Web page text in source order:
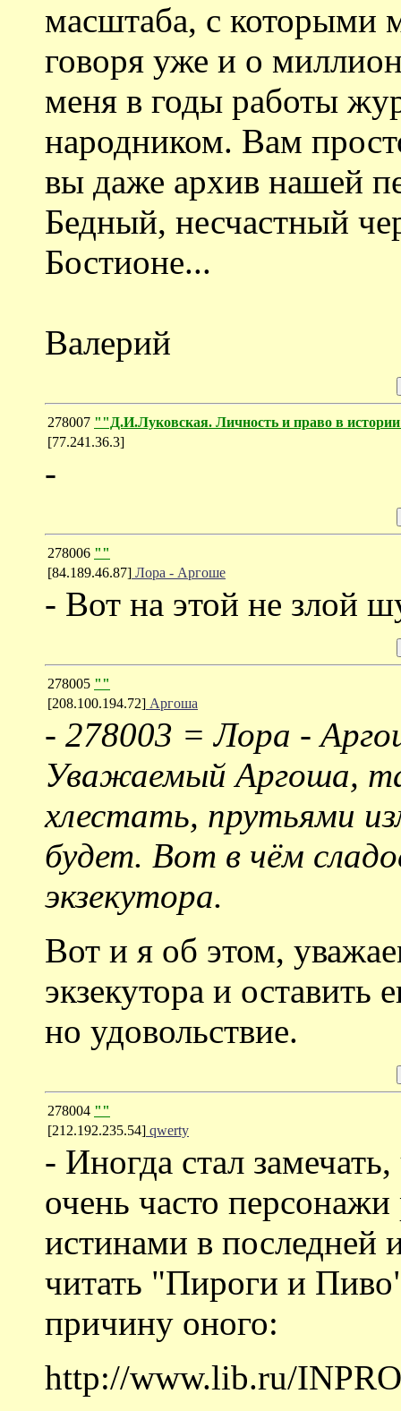
масштаба, с которыми
говоря уже и о
меня в годы работы
народником. Вам
вы даже архив нашей
Бедный, несчастный
Бостионе...
Валерий
278007 ""Д.И.Луковская. Личность и право в
[77.241.36.3]
-
278006 ""
[84.189.46.87] Лора - Аргоше
- Вот на этой не злой
278005 ""
[208.100.194.72] Аргоша
- 278003 = Лора -
Уважаемый Аргоша,
хлестать, прутьями
будет. Вот в чём
экзекутора.
Вот и я об этом,
экзекутора и оставить
но удовольствие.
278004 ""
[212.192.235.54] qwerty
- Иногда стал
очень часто
истинами в последней
читать "Пироги и
причину оного:
http://www.lib.ru/